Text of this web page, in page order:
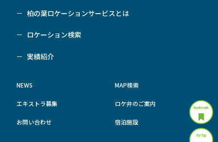
Bookmark
For Top
柏の葉ロケーションサービスとは
ロケーション検索
実績紹介
NEWS
エキストラ募集
お問い合わせ
MAP検索
ロケ弁のご案内
宿泊施設